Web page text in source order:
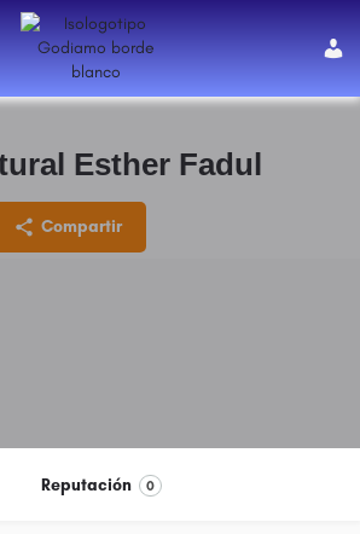
Esther Fadul
Compartir
Reputación 0